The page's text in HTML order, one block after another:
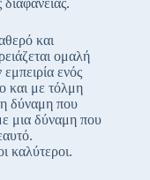
και
ομαλή
ενός
και με τόλμη
δύναμη που
μια δύναμη που
καλύτεροι.